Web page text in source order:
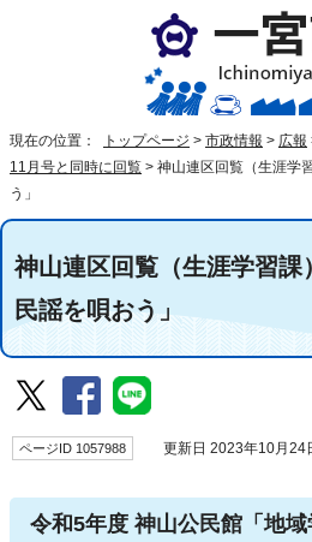
現在の位置： トップページ > 市政情報 > 広報
11月号と同時に回覧 > 神山連区回覧（生涯学
う」
神山連区回覧（生涯学習
民謡を唄おう」
ページID 1057988 更新日 2023年10月24
令和5年度 神山公民館「地